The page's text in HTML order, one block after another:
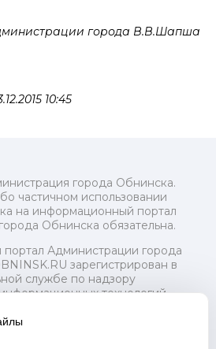
города В.В.Шапша
10:45
города Обнинска.
частичном использовании
на информационный портал
Обнинска обязательна.
Администрации города
зарегистрирован в
службе по надзору
технологий
(Роскомнадзор) 24 июля
2018 года.
Эл № ФС77-73321